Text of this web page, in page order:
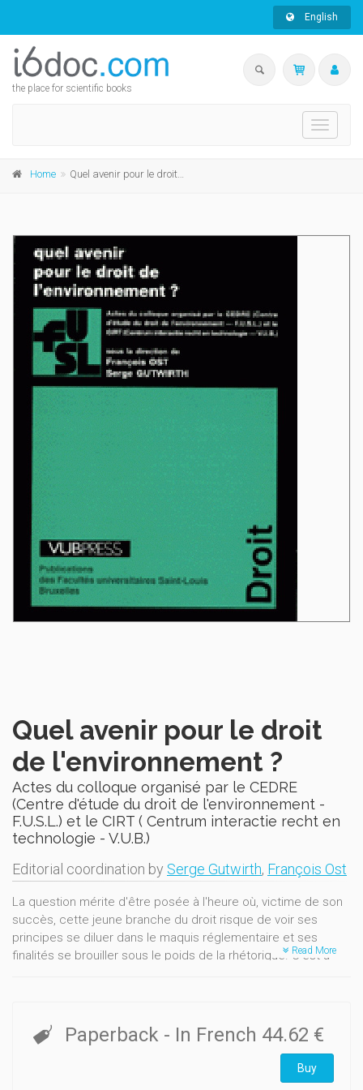
English
the place for scientific books
Toggle
Home Quel avenir pour le droit de l'environnement ?
Quel avenir pour le droit
de l'environnement ?
Actes du colloque organisé par le CEDRE
(Centre d'étude du droit de l'environnement -
F.U.S.L.) et le CIRT ( Centrum interactie recht en
technologie - V.U.B.)
Editorial coordination by Serge Gutwirth, François Ost
La question mérite d'être posée à l'heure où, victime de son
succès, cette jeune branche du droit risque de voir ses
principes se diluer dans le maquis réglementaire et ses
finalités se brouiller sous le poids de la rhétorique. C'est à
questions environnementales.
Il s'agira, dans un premier temps, d'éclairer les fondements
philosophiques et scientifiques de ce droit et d'en interroger
les enjeux sociaux et politiques. On s'attachera ensuite à
Read More
Paperback - In French 44.62 €
Buy